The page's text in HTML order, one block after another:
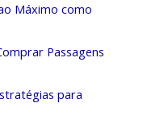
Máximo como
Passagens
para